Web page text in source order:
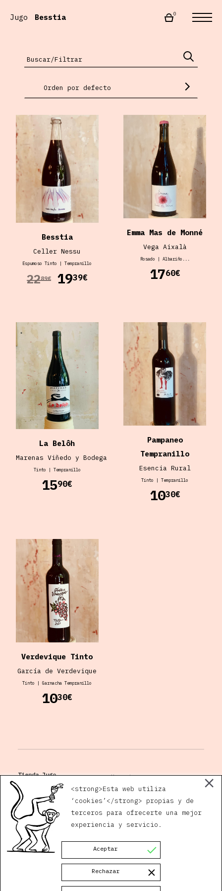
Jugo Besstia 0
Orden por defecto
Besstia
Celler Nessu
Espumoso Tinto |Tempranillo
2289€ 1939€
Emma Mas de Monné
Vega Aixalà
Rosado | Albariño...
1760€
La Belôh
Marenas Viñedo y Bodega
Tinto | Tempranillo
1590€
Pampaneo
Tempranillo
Esencia Rural
Tinto |Tempranillo
1030€
Verdevique Tinto
García de Verdevique
Tinto |Garnacha Tempranillo
1030€
Tienda Jugo
Plaza San Andrés, 5
14002 Córdoba
Horario
Gaby:630 171 632
Javi:629 378 895
quiero@jugovivo.com
<strong>Esta web utiliza
‘cookies’</strong> propias y de
terceros para ofrecerte una mejor
experiencia y servicio.
Aceptar
Rechazar